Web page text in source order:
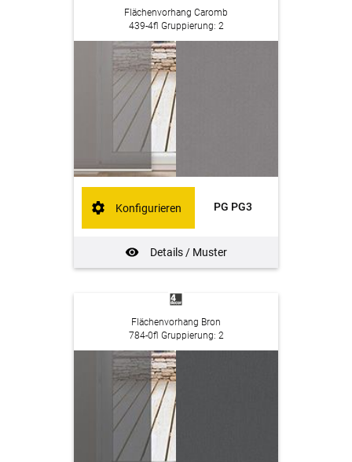
Flächenvorhang Caromb
439-4fl Gruppierung: 2
PG PG3
Details / Muster
Konfigurieren
Flächenvorhang Bron
784-0fl Gruppierung: 2